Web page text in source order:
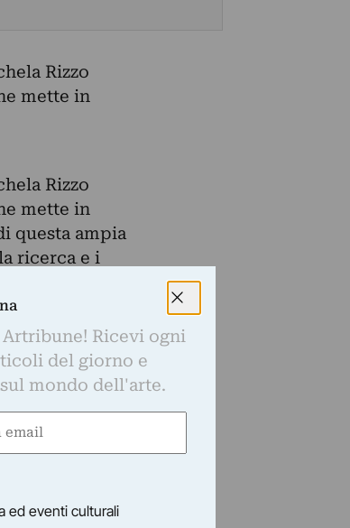
Rizzo
mette in
Rizzo
mette in
questa ampia
ricerca e i
le loro
generazione
dello
e tutela, lo
La mostra
in ogni
differenti di
sui processi
e dei
Ricevi ogni
del giorno e
mondo dell'arte.
ed eventi culturali